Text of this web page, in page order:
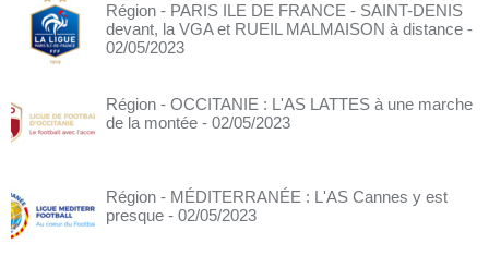
Région - PARIS ILE DE FRANCE - SAINT-DENIS
devant, la VGA et RUEIL MALMAISON à distance -
02/05/2023
Région - OCCITANIE : L'AS LATTES à une marche
de la montée - 02/05/2023
Région - MÉDITERRANÉE : L'AS Cannes y est
presque - 02/05/2023